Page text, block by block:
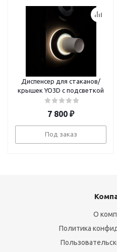
Диспенсер для стаканов/
крышек YO3D с подсветкой
7 800 ₽
Под заказ
О
Политика